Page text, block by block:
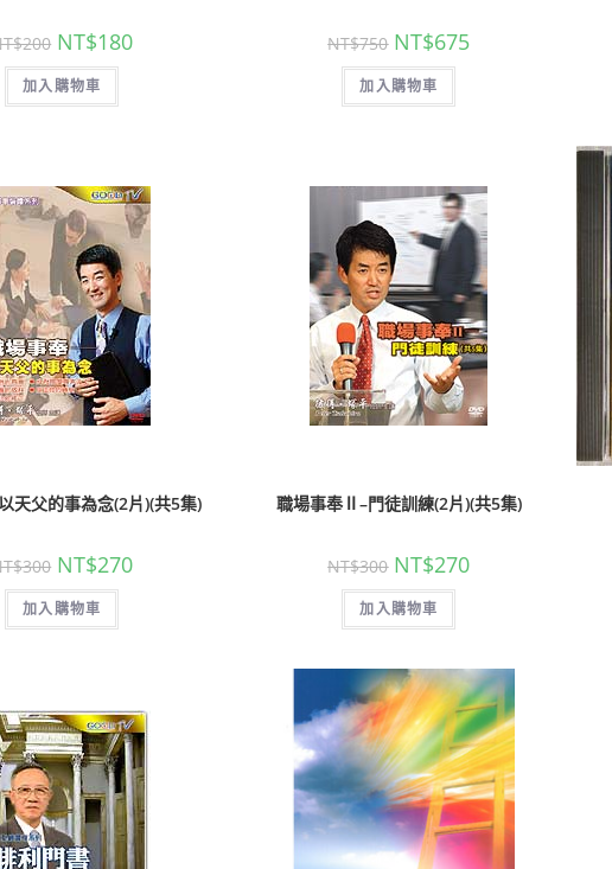
200 NT$180
加入購物車
NT$750 NT$675
加入購物車
天父的事為念(2片)(共5集)
300 NT$270
加入購物車
職場事奉Ⅱ–門徒訓練(2片)(共5集)
NT$300 NT$270
加入購物車